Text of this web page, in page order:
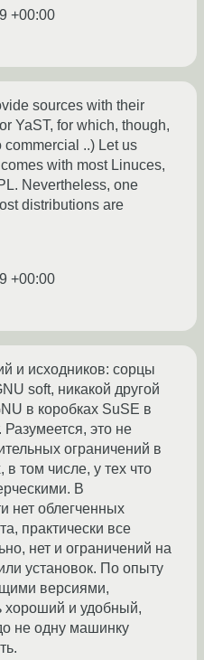
+00:00
sources with their
YaST, for which, though,
..) Let us
with most Linuces,
Nevertheless, one
distributions are
+00:00
и исходников: сорцы
soft, никакой другой
в коробках SuSE в
Разумеется, это не
ограничений в
в том числе, у тех что
В
нет облегченных
практически все
нет и ограничений на
установок. По опыту
версиями,
хороший и удобный,
не одну машинку